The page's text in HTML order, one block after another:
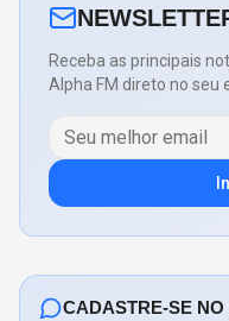
Receba as principais
Alpha FM direto no seu
CADASTRE-SE NO